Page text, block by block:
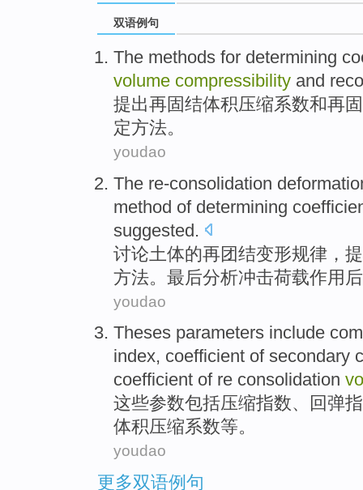
双语例句
The methods for determining
volume compressibility and
提出再固结体积压缩系数和再
定方法。
youdao
The re-consolidation
method of determining
suggested.
讨论土体的再团结变形规律，
方法。 最后分析冲击荷载作用
youdao
Theses parameters include
index, coefficient of secondary
coefficient of re consolidation
这些参数包括压缩指数、 回弹
体积压缩系数等。
youdao
更多双语例句